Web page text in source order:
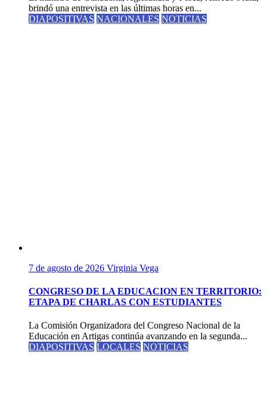
brindó una entrevista en las últimas horas en...
DIAPOSITIVAS NACIONALES NOTICIAS
7 de agosto de 2026 Virginia Vega
CONGRESO DE LA EDUCACION EN TERRITORIO:
ETAPA DE CHARLAS CON ESTUDIANTES
La Comisión Organizadora del Congreso Nacional de la
Educación en Artigas continúa avanzando en la segunda...
DIAPOSITIVAS LOCALES NOTICIAS